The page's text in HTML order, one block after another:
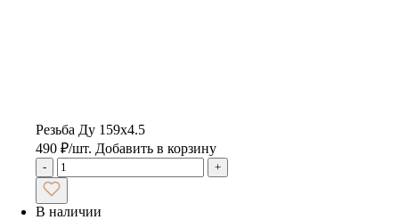
Резьба Ду 159х4.5
490 ₽/шт. Добавить в корзину
- +
В наличии